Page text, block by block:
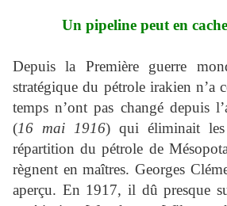
Un pipeline peut en
Depuis la Première guerre
stratégique du pétrole irakien n’a
temps n’ont pas changé depuis
(16 mai 1916) qui éliminait
répartition du pétrole de
règnent en maîtres. Georges
aperçu. En 1917, il dû presque